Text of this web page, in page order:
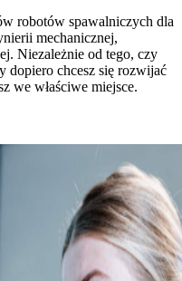
robotów spawalniczych dla
mechanicznej,
Niezależnie od tego, czy
dopiero chcesz się rozwijać
we właściwe miejsce.